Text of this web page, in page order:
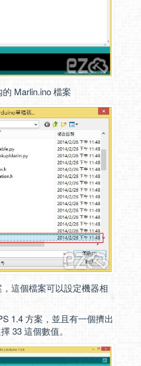
Marlin.ino 檔案
這個檔案可以設定機器相
1.4 方案，並且有一個擠出
33 這個數值。